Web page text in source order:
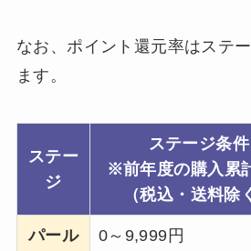
なお、ポイント還元率はステ
ます。
ステー
ジ
ステージ条件
※前年度の購入累
（税込・送料除
パール 0～9,999円